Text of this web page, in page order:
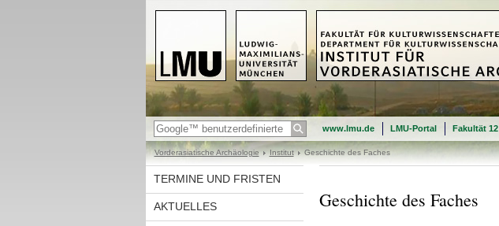
www.lmu.de LMU-Portal Fakultät 12
Vorderasiatische Archäologie Institut Geschichte des Faches
TERMINE UND FRISTEN
AKTUELLES Geschichte des Faches